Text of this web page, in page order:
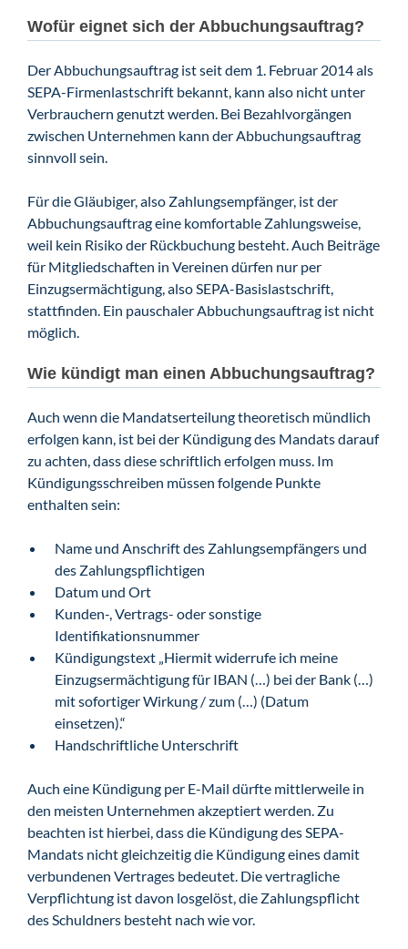
Wofür eignet sich der Abbuchungsauftrag?
Der Abbuchungsauftrag ist seit dem 1. Februar 2014 als
SEPA-Firmenlastschrift bekannt, kann also nicht unter
Verbrauchern genutzt werden. Bei Bezahlvorgängen
zwischen Unternehmen kann der Abbuchungsauftrag
sinnvoll sein.
Für die Gläubiger, also Zahlungsempfänger, ist der
Abbuchungsauftrag eine komfortable Zahlungsweise,
weil kein Risiko der Rückbuchung besteht. Auch Beiträge
für Mitgliedschaften in Vereinen dürfen nur per
Einzugsermächtigung, also SEPA-Basislastschrift,
stattfinden. Ein pauschaler Abbuchungsauftrag ist nicht
möglich.
Wie kündigt man einen Abbuchungsauftrag?
Auch wenn die Mandatserteilung theoretisch mündlich
erfolgen kann, ist bei der Kündigung des Mandats darauf
zu achten, dass diese schriftlich erfolgen muss. Im
Kündigungsschreiben müssen folgende Punkte
enthalten sein:
Name und Anschrift des Zahlungsempfängers und
des Zahlungspflichtigen
Datum und Ort
Kunden-, Vertrags- oder sonstige
Identifikationsnummer
Kündigungstext „Hiermit widerrufe ich meine
Einzugsermächtigung für IBAN (…) bei der Bank (…)
mit sofortiger Wirkung / zum (…) (Datum
einsetzen).“
Handschriftliche Unterschrift
Auch eine Kündigung per E-Mail dürfte mittlerweile in
den meisten Unternehmen akzeptiert werden. Zu
beachten ist hierbei, dass die Kündigung des SEPA-
Mandats nicht gleichzeitig die Kündigung eines damit
verbundenen Vertrages bedeutet. Die vertragliche
Verpflichtung ist davon losgelöst, die Zahlungspflicht
des Schuldners besteht nach wie vor.